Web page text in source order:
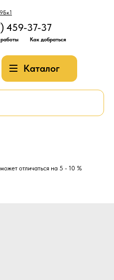
Каталог
459-37-37
Как добраться
отличаться на 5 - 10 %